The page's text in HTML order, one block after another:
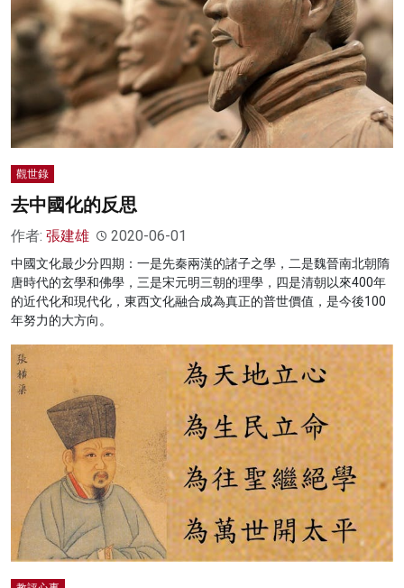
觀世錄
去中國化的反思
作者: 張建雄 2020-06-01
中國文化最少分四期：一是先秦兩漢的諸子之學，二是魏晉南北朝隋
唐時代的玄學和佛學，三是宋元明三朝的理學，四是清朝以來400年
的近代化和現代化，東西文化融合成為真正的普世價值，是今後100
年努力的大方向。